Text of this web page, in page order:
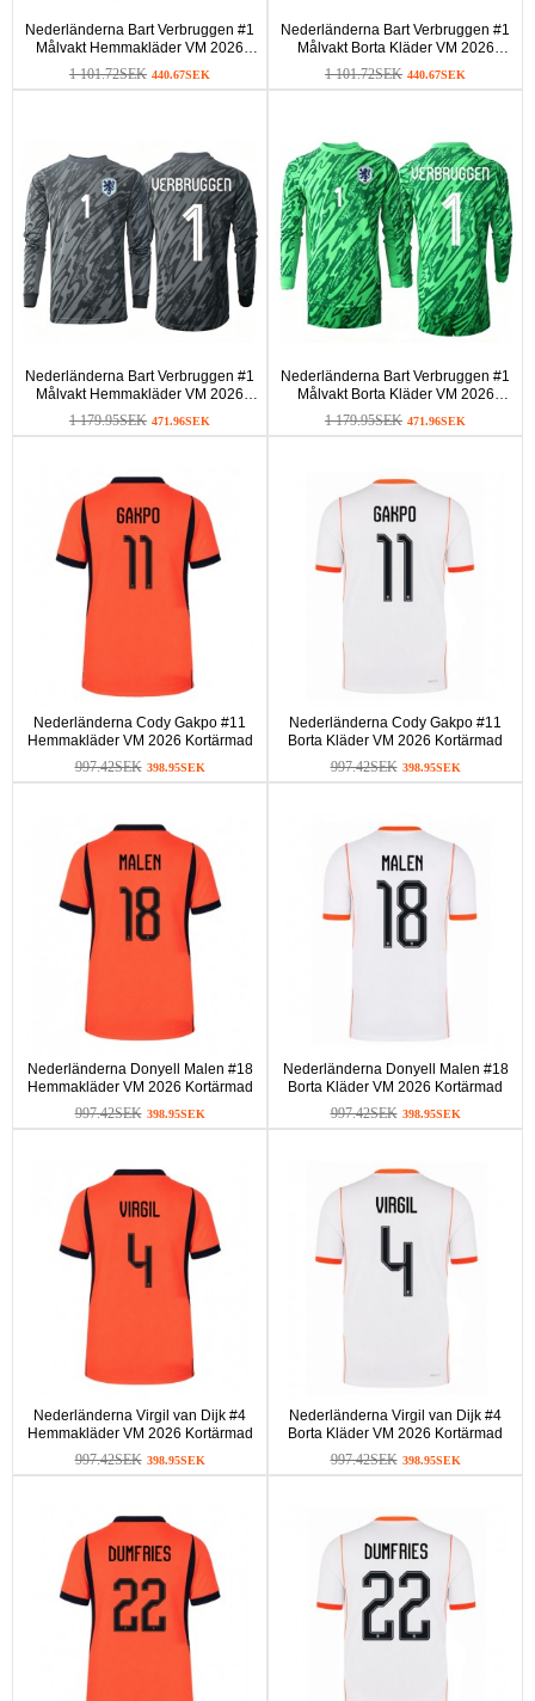
Nederländerna Bart Verbruggen #1
Målvakt Hemmakläder VM 2026
Kortärmad
1 101.72SEK 440.67SEK
Nederländerna Bart Verbruggen #1
Målvakt Borta Kläder VM 2026
Kortärmad
1 101.72SEK 440.67SEK
Nederländerna Bart Verbruggen #1
Målvakt Hemmakläder VM 2026
Långärmad
1 179.95SEK 471.96SEK
Nederländerna Bart Verbruggen #1
Målvakt Borta Kläder VM 2026
Långärmad
1 179.95SEK 471.96SEK
Nederländerna Cody Gakpo #11
Hemmakläder VM 2026 Kortärmad
997.42SEK 398.95SEK
Nederländerna Cody Gakpo #11
Borta Kläder VM 2026 Kortärmad
997.42SEK 398.95SEK
Nederländerna Donyell Malen #18
Hemmakläder VM 2026 Kortärmad
997.42SEK 398.95SEK
Nederländerna Donyell Malen #18
Borta Kläder VM 2026 Kortärmad
997.42SEK 398.95SEK
Nederländerna Virgil van Dijk #4
Hemmakläder VM 2026 Kortärmad
997.42SEK 398.95SEK
Nederländerna Virgil van Dijk #4
Borta Kläder VM 2026 Kortärmad
997.42SEK 398.95SEK